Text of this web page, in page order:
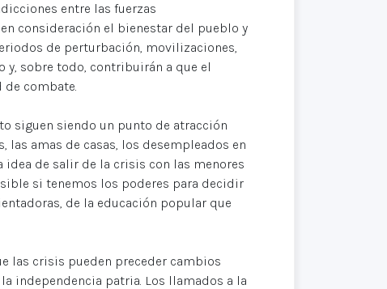
entre las fuerzas
consideración el bienestar del pueblo y
de perturbación, movilizaciones,
y, sobre todo, contribuirán a que el
combate.
siguen siendo un punto de atracción
amas de casas, los desempleados en
de salir de la crisis con las menores
si tenemos los poderes para decidir
de la educación popular que
las crisis pueden preceder cambios
independencia patria. Los llamados a la